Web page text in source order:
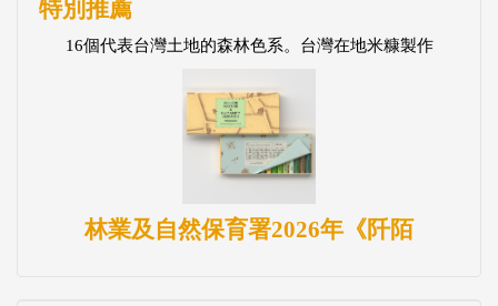
特別推薦
16個代表台灣土地的森林色系。台灣在地米糠製作
林業及自然保育署2026年《阡陌